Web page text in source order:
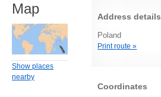
Address details
Poland
Print route »
Coordinates
Map
Show places
nearby